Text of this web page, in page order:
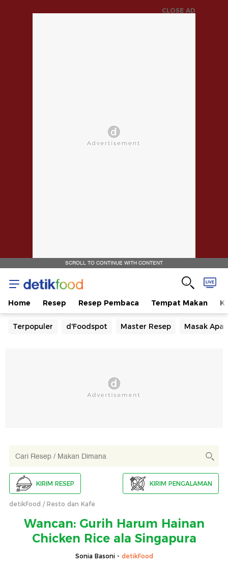
CLOSE AD
SCROLL TO CONTINUE WITH CONTENT
Home Resep Resep Pembaca Tempat Makan
Terpopuler d'Foodspot Master Resep Masak Apa
KIRIM RESEP KIRIM PENGALAMAN
detikFood Resto dan Kafe
Wancan: Gurih Harum Hainan
Chicken Rice ala Singapura
Sonia Basoni - detikFood